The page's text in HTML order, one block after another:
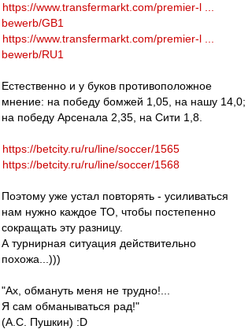
https://www.transfermarkt.com/premier-l ...
bewerb/GB1
https://www.transfermarkt.com/premier-l ...
bewerb/RU1
Естественно и у буков противоположное
мнение: на победу бомжей 1,05, на нашу 14,0;
на победу Арсенала 2,35, на Сити 1,8.
https://betcity.ru/ru/line/soccer/1565
https://betcity.ru/ru/line/soccer/1568
Поэтому уже устал повторять - усиливаться
нам нужно каждое ТО, чтобы постепенно
сокращать эту разницу.
А турнирная ситуация действительно
похожа...)))
"Ах, обмануть меня не трудно!...
Я сам обманываться рад!"
(А.С. Пушкин) :D